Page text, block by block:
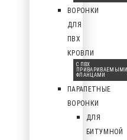
ВОРОНКИ
ДЛЯ
ПВХ
КРОВЛИ
С ПВХ
ПРИВАРИВАЕМЫМИ
ФЛАНЦАМИ
ПАРАПЕТНЫЕ
ВОРОНКИ
ДЛЯ
БИТУМНОЙ